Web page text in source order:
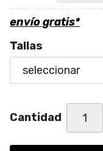
envío gratis*
Tallas
Cantidad